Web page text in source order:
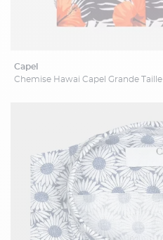
capel
Chemise Hawai Capel Grande Taille